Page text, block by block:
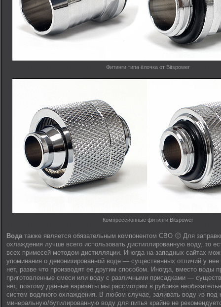
Фитинги типа ёлочка от Bitspower
Компрессионные фитинги Bitspower
Вода также является обязательным компонентом СВО 🙂 Для
охлаждения лучше всего использовать дистиллированную воду, то
всех примесей методом дистилляции. Иногда на западных сайтах
упоминания о деионизированной воде — существенных отличий у нее
нет, разве что производят ее другим способом. Иногда, вместо воды
приготовленные смеси или воду с различными присадками —
нет, поэтому данные варианты мы рассмотрим в рубрике
систем водяного охлаждения. В любом случае, заливать воду из под
минеральную/бутилированную воду для питья крайне не